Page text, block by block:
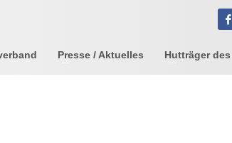
Presse / Aktuelles Hutträger